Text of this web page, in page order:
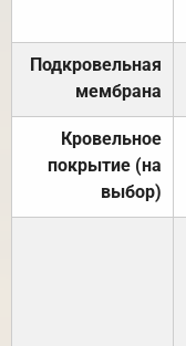
Подкровельная
мембрана
Кровельное
покрытие (на
выбор)